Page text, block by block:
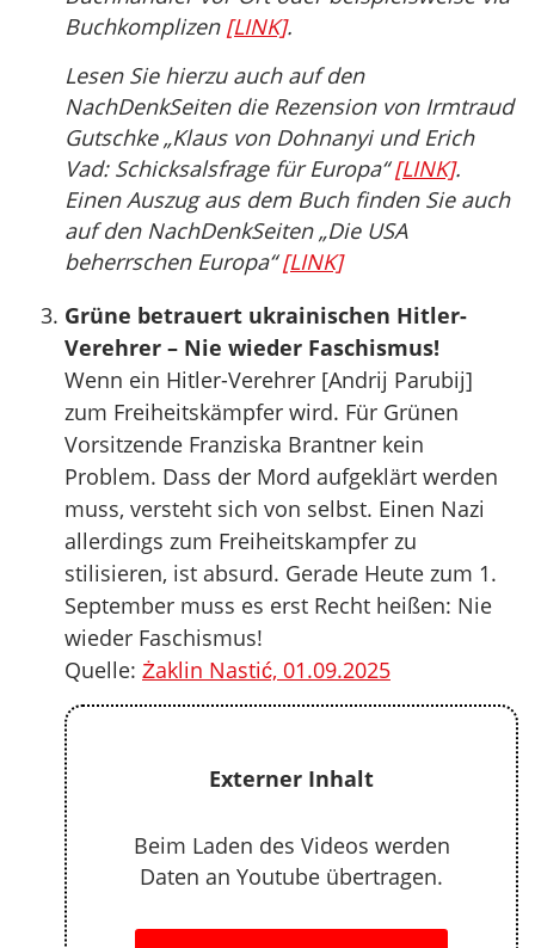
Buchkomplizen [LINK].
Lesen Sie hierzu auch auf den
NachDenkSeiten die Rezension von Irmtraud
Gutschke „Klaus von Dohnanyi und Erich
Vad: Schicksalsfrage für Europa“[LINK].
Einen Auszug aus dem Buch finden Sie auch
auf den NachDenkSeiten „Die USA
beherrschen Europa“[LINK]
Grüne betrauert ukrainischen Hitler-
Verehrer – Nie wieder Faschismus!
Wenn ein Hitler-Verehrer [Andrij Parubij]
zum Freiheitskämpfer wird. Für Grünen
Vorsitzende Franziska Brantner kein
Problem. Dass der Mord aufgeklärt werden
muss, versteht sich von selbst. Einen Nazi
allerdings zum Freiheitskampfer zu
stilisieren, ist absurd. Gerade Heute zum 1.
September muss es erst Recht heißen: Nie
wieder Faschismus!
Quelle: Żaklin Nastić, 01.09.2025
Externer Inhalt
Beim Laden des Videos werden
Daten an Youtube übertragen.